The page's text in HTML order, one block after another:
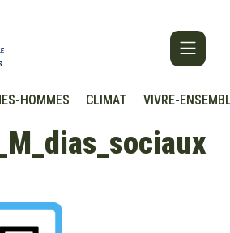
HOMMES CLIMAT VIVRE-